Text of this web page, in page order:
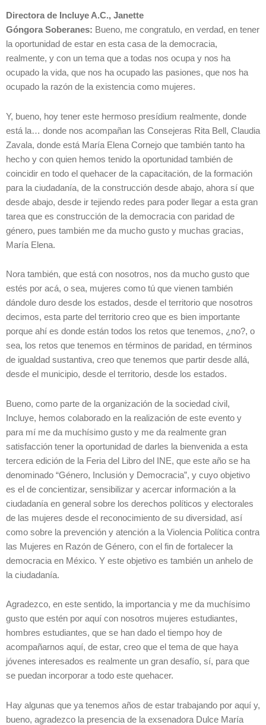
Directora de Incluye A.C., Janette
Góngora Soberanes: Bueno, me congratulo, en verdad, en tener
la oportunidad de estar en esta casa de la democracia,
realmente, y con un tema que a todas nos ocupa y nos ha
ocupado la vida, que nos ha ocupado las pasiones, que nos ha
ocupado la razón de la existencia como mujeres.
Y, bueno, hoy tener este hermoso presídium realmente, donde
está la… donde nos acompañan las Consejeras Rita Bell, Claudia
Zavala, donde está María Elena Cornejo que también tanto ha
hecho y con quien hemos tenido la oportunidad también de
coincidir en todo el quehacer de la capacitación, de la formación
para la ciudadanía, de la construcción desde abajo, ahora sí que
desde abajo, desde ir tejiendo redes para poder llegar a esta gran
tarea que es construcción de la democracia con paridad de
género, pues también me da mucho gusto y muchas gracias,
María Elena.
Nora también, que está con nosotros, nos da mucho gusto que
estés por acá, o sea, mujeres como tú que vienen también
dándole duro desde los estados, desde el territorio que nosotros
decimos, esta parte del territorio creo que es bien importante
porque ahí es donde están todos los retos que tenemos, ¿no?, o
sea, los retos que tenemos en términos de paridad, en términos
de igualdad sustantiva, creo que tenemos que partir desde allá,
desde el municipio, desde el territorio, desde los estados.
Bueno, como parte de la organización de la sociedad civil,
Incluye, hemos colaborado en la realización de este evento y
para mí me da muchísimo gusto y me da realmente gran
satisfacción tener la oportunidad de darles la bienvenida a esta
tercera edición de la Feria del Libro del INE, que este año se ha
denominado “Género, Inclusión y Democracia”, y cuyo objetivo
es el de concientizar, sensibilizar y acercar información a la
ciudadanía en general sobre los derechos políticos y electorales
de las mujeres desde el reconocimiento de su diversidad, así
como sobre la prevención y atención a la Violencia Política contra
las Mujeres en Razón de Género, con el fin de fortalecer la
democracia en México. Y este objetivo es también un anhelo de
la ciudadanía.
Agradezco, en este sentido, la importancia y me da muchísimo
gusto que estén por aquí con nosotros mujeres estudiantes,
hombres estudiantes, que se han dado el tiempo hoy de
acompañarnos aquí, de estar, creo que el tema de que haya
jóvenes interesados es realmente un gran desafío, sí, para que
se puedan incorporar a todo este quehacer.
Hay algunas que ya tenemos años de estar trabajando por aquí y,
bueno, agradezco la presencia de la exsenadora Dulce María